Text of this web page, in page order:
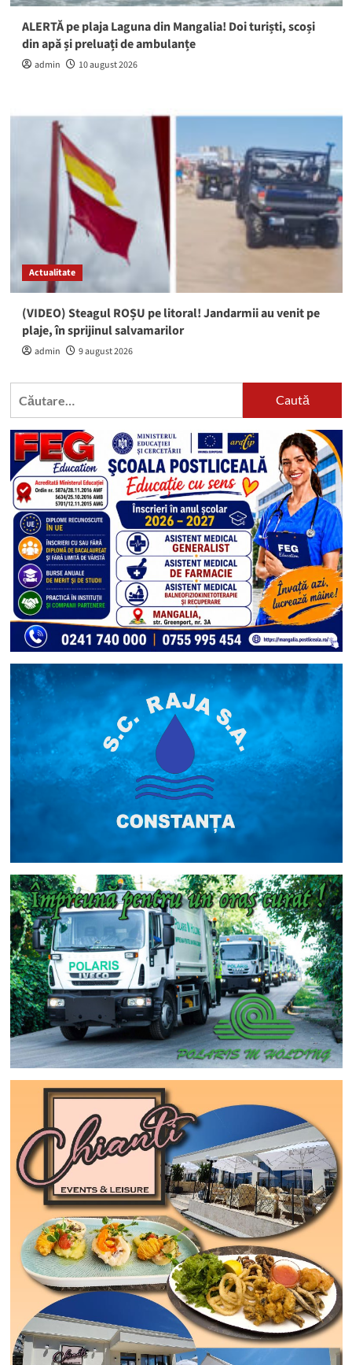
ALERTĂ pe plaja Laguna din Mangalia! Doi turiști, scoși
din apă și preluați de ambulanțe
admin 10 august 2026
Actualitate
(VIDEO) Steagul ROȘU pe litoral! Jandarmii au venit pe
plaje, în sprijinul salvamarilor
admin 9 august 2026
Caută